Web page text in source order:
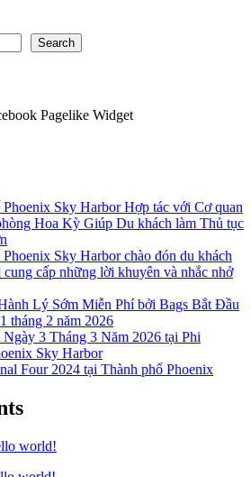
Search
Sky Harbor Hợp tác với Cơ quan
Hoa Kỳ Giúp Du khách làm Thủ tục
Sky Harbor chào đón du khách
cấp những lời khuyên và nhắc nhở
Lý Sớm Miễn Phí bởi Bags Bắt Đầu
tháng 2 năm 2026
3 Tháng 3 Năm 2026 tại Phi
Sky Harbor
Four 2024 tại ​Thành phố Phoenix
world!